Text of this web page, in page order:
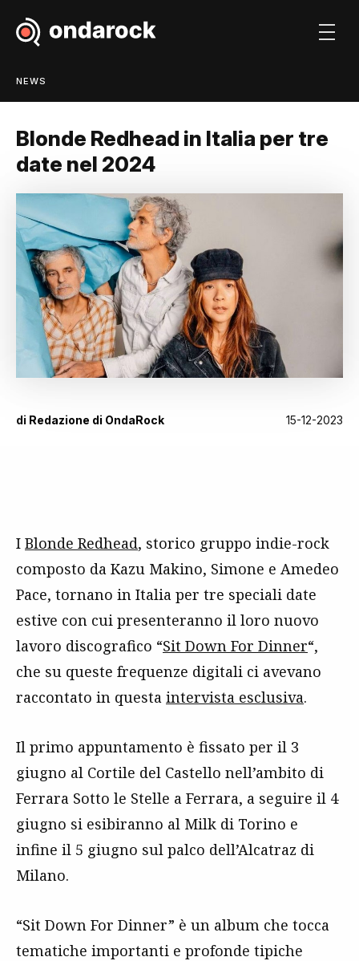
NEWS
Blonde Redhead in Italia per tre
date nel 2024
di Redazione di OndaRock 15-12-2023
I Blonde Redhead, storico gruppo indie-rock
composto da Kazu Makino, Simone e Amedeo
Pace, tornano in Italia per tre speciali date
estive con cui presenteranno il loro nuovo
lavoro discografico “Sit Down For Dinner“,
che su queste frequenze digitali ci avevano
raccontato in questa intervista esclusiva.
Il primo appuntamento è fissato per il 3
giugno al Cortile del Castello nell’ambito di
Ferrara Sotto le Stelle a Ferrara, a seguire il 4
giugno si esibiranno al Milk di Torino e
infine il 5 giugno sul palco dell’Alcatraz di
Milano.
“Sit Down For Dinner” è un album che tocca
tematiche importanti e profonde tipiche